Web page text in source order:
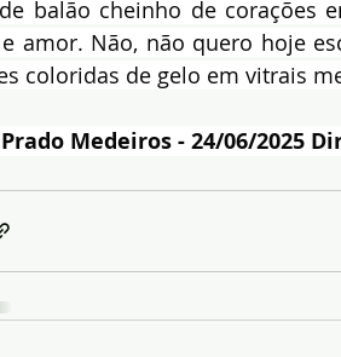
balão cheinho de corações
amor. Não, não quero hoje
coloridas de gelo em vitrais
Medeiros - 24/06/2025